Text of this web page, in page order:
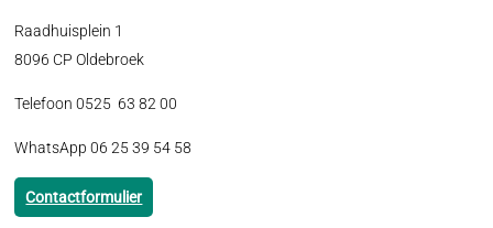
Raadhuisplein 1
8096 CP Oldebroek
Telefoon 0525 63 82 00
WhatsApp 06 25 39 54 58
Contactformulier